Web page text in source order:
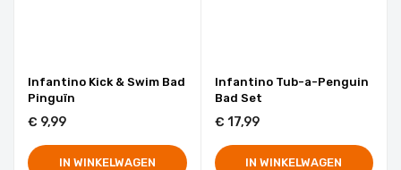
Infantino Kick & Swim Bad
Pinguïn
€ 9,99
IN WINKELWAGEN
Infantino Tub-a-Penguin
Bad Set
€ 17,99
IN WINKELWAGEN